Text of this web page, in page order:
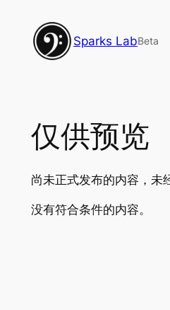
Sparks LabBeta
仅供预览
尚未正式发布的内容，未
没有符合条件的内容。